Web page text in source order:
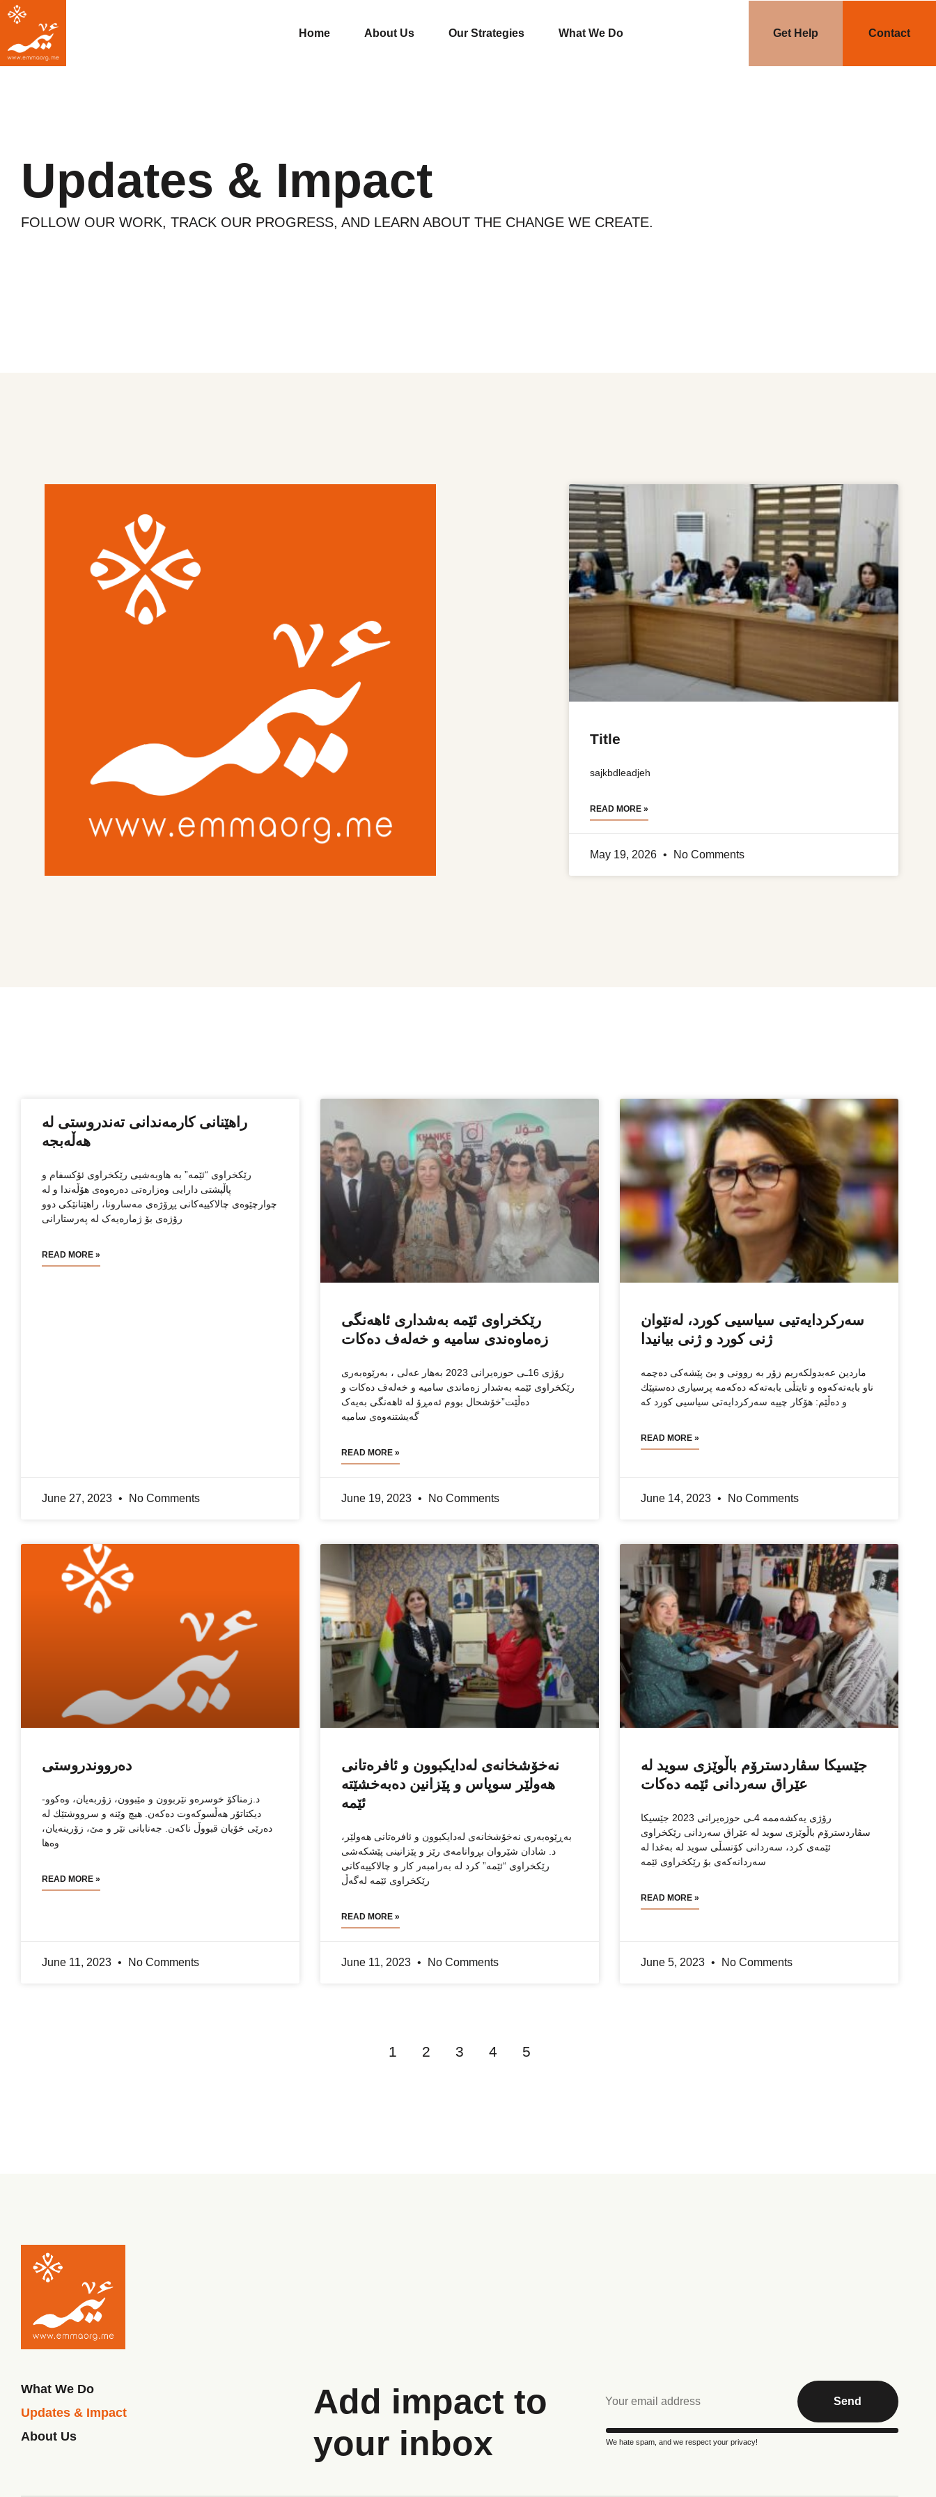
Home About Us Our Strategies What We Do Get Help Contact
Updates & Impact
FOLLOW OUR WORK, TRACK OUR PROGRESS, AND LEARN ABOUT THE CHANGE WE CREATE.
Title
sajkbdleadjeh
READ MORE »
May 19, 2026 No Comments
راهێنانی كارمەندانی تەندروستی لە
هەڵەبجە
رێکخراوی “ئێمە” بە هاوبەشیی رێکخراوی ئۆکسفام و
پاڵپشتی دارایی وەزارەتی دەرەوەی هۆڵەندا و لە
چوارچێوەی چالاکییەکانی پڕۆژەی مەسارونا، راهێنانێکی دوو
رۆژەی بۆ ژمارەیەک لە پەرستارانی
READ MORE »
June 27, 2023 No Comments
رێکخراوی ئێمە بەشداری ئاهەنگی
زەماوەندی سامیە و خەلەف دەکات
رۆژی 16ـی حوزەیرانی 2023 بەهار عەلی ، بەرێوەبەری
رێکخراوی ئێمە بەشدار زەماندی سامیە و خەلەف دەکات و
دەڵێت”خۆشحال بووم ئەمڕۆ لە ئاهەنگی بەیەک
گەیشتنەوەی سامیە
READ MORE »
June 19, 2023 No Comments
سەركردایەتیی سیاسیی كورد، لەنێوان
ژنی كورد و ژنی بیانیدا
ماردین عەبدولکەریم زۆر بە روونی و بێ پێشەكی دەچمە
ناو بابەتەکەوە و تایتڵی بابەتەكە دەكەمە پرسیاری دەستپێك
و دەڵێم: هۆكار چییە سەركردایەتی سیاسیی كورد كە
READ MORE »
June 14, 2023 No Comments
دەرووندروستی
-د.زمناكۆ خوسرەو نێربوون و مێبوون، زۆربەیان، وەکوو
دیکتاتۆر هەڵسوکەوت دەکەن. هیچ وێنە و سرووشتێك لە
دەرێی خۆیان قبووڵ ناکەن. جەنابانی نێر و مێ، زۆرینەیان،
وەها
READ MORE »
June 11, 2023 No Comments
نەخۆشخانەی لەدایكبوون و ئافرەتانی
هەولێر سوپاس و پێزانین دەبەخشێتە
ئێمە
بەڕێوەبەری نەخۆشخانەی لەدایکبوون و ئافرەتانی هەولێر،
د. شادان شێروان بڕوانامەی رێز و پێزانینی پێشکەشی
رێکخراوی “ئێمە” کرد لە بەرامبەر کار و چالاکییەکانی
رێکخراوی ئێمە لەگەڵ
READ MORE »
June 11, 2023 No Comments
جێسیکا سڤاردسترۆم باڵوێزی سوید لە
عێراق سەردانی ئێمە دەكات
رۆژی یەكشەممە 4ـی حوزەیرانی 2023 جێسیکا
سڤاردسترۆم باڵوێزی سوید لە عێراق سەردانی رێكخراوی
ئێمەی كرد، سەردانی كۆنسڵی سوید لە بەغدا لە
سەردانەكەی بۆ رێكخراوی ئێمە
READ MORE »
June 5, 2023 No Comments
1 2 3 4 5
What We Do
Updates & Impact
About Us
Add impact to
your inbox
Send
We hate spam, and we respect your privacy!